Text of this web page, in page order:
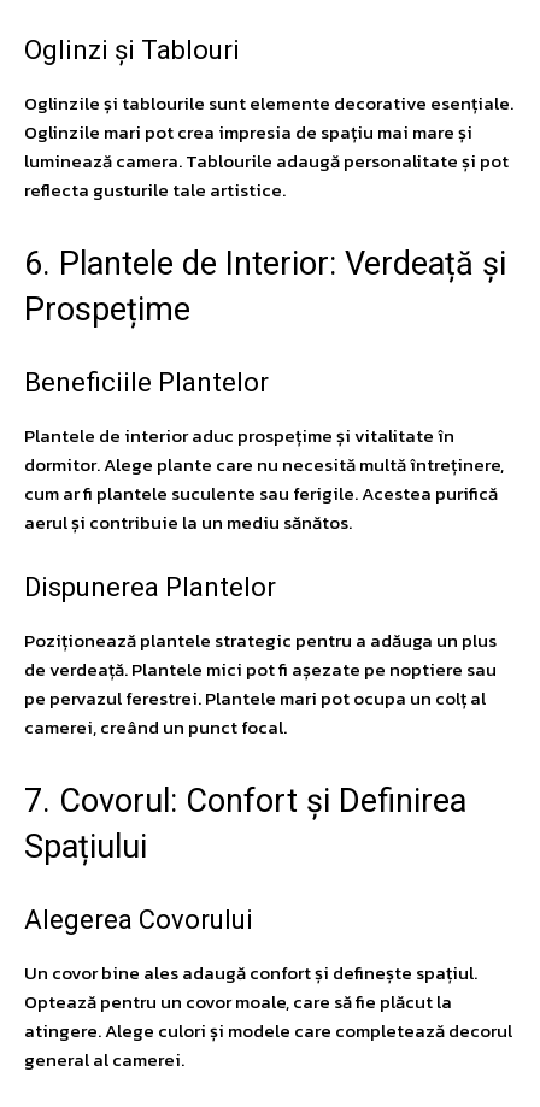
Oglinzi și Tablouri
Oglinzile și tablourile sunt elemente decorative esențiale.
Oglinzile mari pot crea impresia de spațiu mai mare și
luminează camera. Tablourile adaugă personalitate și pot
reflecta gusturile tale artistice.
6. Plantele de Interior: Verdeață și
Prospețime
Beneficiile Plantelor
Plantele de interior aduc prospețime și vitalitate în
dormitor. Alege plante care nu necesită multă întreținere,
cum ar fi plantele suculente sau ferigile. Acestea purifică
aerul și contribuie la un mediu sănătos.
Dispunerea Plantelor
Poziționează plantele strategic pentru a adăuga un plus
de verdeață. Plantele mici pot fi așezate pe noptiere sau
pe pervazul ferestrei. Plantele mari pot ocupa un colț al
camerei, creând un punct focal.
7. Covorul: Confort și Definirea
Spațiului
Alegerea Covorului
Un covor bine ales adaugă confort și definește spațiul.
Optează pentru un covor moale, care să fie plăcut la
atingere. Alege culori și modele care completează decorul
general al camerei.